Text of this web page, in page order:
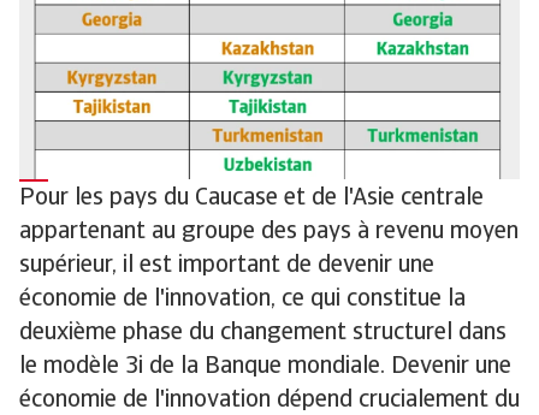
Pour les pays du Caucase et de l'Asie centrale
appartenant au groupe des pays à revenu moyen
supérieur, il est important de devenir une
économie de l'innovation, ce qui constitue la
deuxième phase du changement structurel dans
le modèle 3i de la Banque mondiale. Devenir une
économie de l'innovation dépend crucialement du